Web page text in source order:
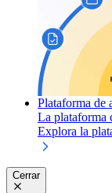
Plataforma de
La plataforma
Explora la
Cerrar